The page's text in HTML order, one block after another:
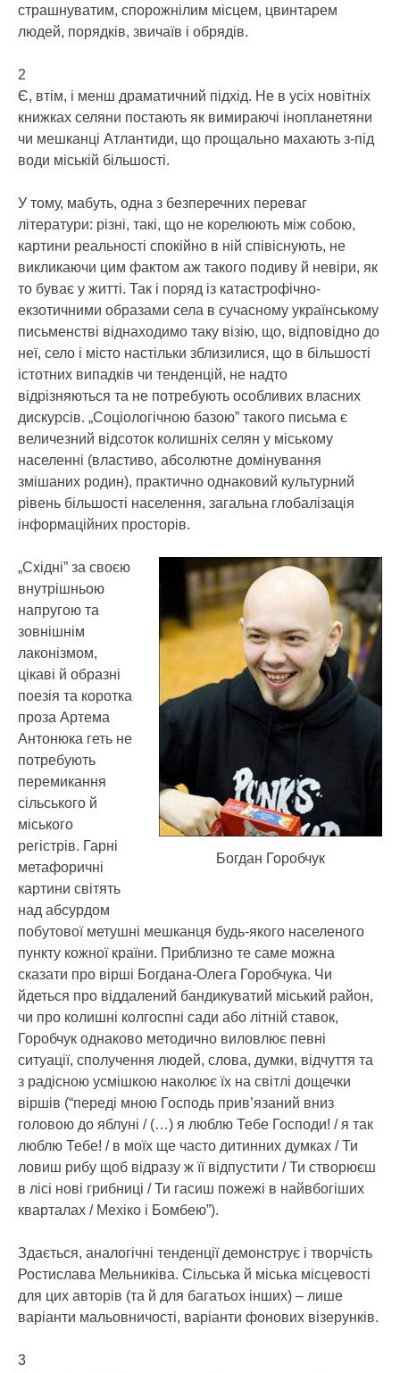
страшнуватим, спорожнілим місцем, цвинтарем
людей, порядків, звичаїв і обрядів.
2
Є, втім, і менш драматичний підхід. Не в усіх новітніх
книжках селяни постають як вимираючі інопланетяни
чи мешканці Атлантиди, що прощально махають з-під
води міській більшості.
У тому, мабуть, одна з безперечних переваг
літератури: різні, такі, що не корелюють між собою,
картини реальності спокійно в ній співіснують, не
викликаючи цим фактом аж такого подиву й невіри, як
то буває у житті. Так і поряд із катастрофічно-
екзотичними образами села в сучасному українському
письменстві віднаходимо таку візію, що, відповідно до
неї, село і місто настільки зблизилися, що в більшості
істотних випадків чи тенденцій, не надто
відрізняються та не потребують особливих власних
дискурсів. „Соціологічною базою” такого письма є
величезний відсоток колишніх селян у міському
населенні (властиво, абсолютне домінування
змішаних родин), практично однаковий культурний
рівень більшості населення, загальна глобалізація
інформаційних просторів.
Богдан Горобчук
„Східні” за своєю
внутрішньою
напругою та
зовнішнім
лаконізмом,
цікаві й образні
поезія та коротка
проза Артема
Антонюка геть не
потребують
перемикання
сільського й
міського
регістрів. Гарні
метафоричні
картини світять
над абсурдом
побутової метушні мешканця будь-якого населеного
пункту кожної країни. Приблизно те саме можна
сказати про вірші Богдана-Олега Горобчука. Чи
йдеться про віддалений бандикуватий міський район,
чи про колишні колгоспні сади або літній ставок,
Горобчук однаково методично виловлює певні
ситуації, сполучення людей, слова, думки, відчуття та
з радісною усмішкою наколює їх на світлі дощечки
віршів (“переді мною Господь прив’язаний вниз
головою до яблуні / (…) я люблю Тебе Господи! / я так
люблю Тебе! / в моїх ще часто дитинних думках / Ти
ловиш рибу щоб відразу ж її відпустити / Ти створюєш
в лісі нові грибниці / Ти гасиш пожежі в найвбогіших
кварталах / Мехіко і Бомбею”).
Здається, аналогічні тенденції демонструє і творчість
Ростислава Мельниківа. Сільська й міська місцевості
для цих авторів (та й для багатьох інших) – лише
варіанти мальовничості, варіанти фонових візерунків.
3